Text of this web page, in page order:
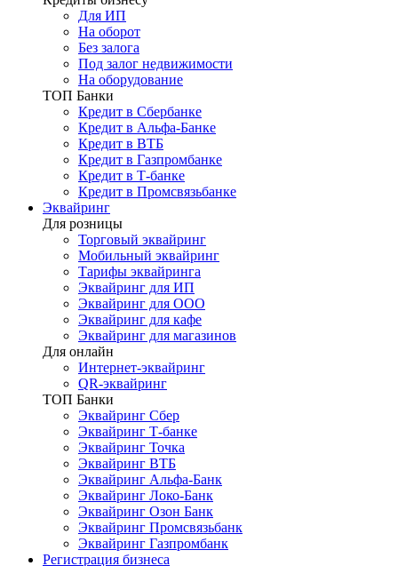
Для ИП
На оборот
Без залога
Под залог недвижимости
На оборудование
ТОП Банки
Кредит в Сбербанке
Кредит в Альфа-Банке
Кредит в ВТБ
Кредит в Газпромбанке
Кредит в Т-банке
Кредит в Промсвязьбанке
Эквайринг
Для розницы
Торговый эквайринг
Мобильный эквайринг
Тарифы эквайринга
Эквайринг для ИП
Эквайринг для ООО
Эквайринг для кафе
Эквайринг для магазинов
Для онлайн
Интернет-эквайринг
QR-эквайринг
ТОП Банки
Эквайринг Сбер
Эквайринг Т-банке
Эквайринг Точка
Эквайринг ВТБ
Эквайринг Альфа-Банк
Эквайринг Локо-Банк
Эквайринг Озон Банк
Эквайринг Промсвязьбанк
Эквайринг Газпромбанк
Регистрация бизнеса